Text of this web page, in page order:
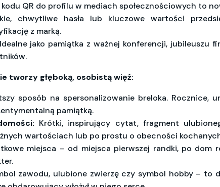
QR do profilu w mediach społecznościowych to
chwytliwe hasła lub kluczowe wartości
z marką.
Idealne jako pamiątka z ważnej konferencji, jubileuszu
tworzy głęboką, osobistą więź:
sposób na spersonalizowanie breloka. Rocznice,
pamiątką.
Krótki, inspirujący cytat, fragment
wartościach lub po prostu o obecności
miejsca – od miejsca pierwszej randki, po dom
zawodu, ulubione zwierzę czy symbol hobby – to